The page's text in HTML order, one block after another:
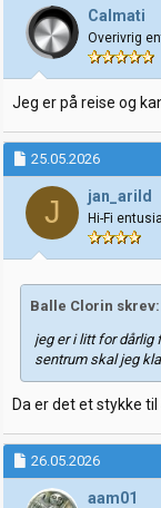
j
o
n
e
r
:
Calmati
Overivrig
Jeg er på reise og
25.05.2026
J jan_arild
Hi-Fi
Balle Clorin skrev:
jeg er i litt for dårlig
sentrum skal jeg
Da er det et stykke til
26.05.2026
aam01